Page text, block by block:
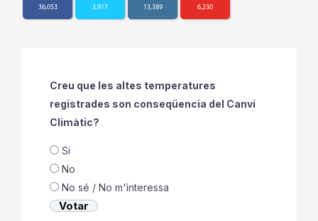
36,053 3,917 13,389 6,230
Creu que les altes temperatures
registrades son conseqüencia del Canvi
Climàtic?
Si
No
No sé / No m'ìnteressa